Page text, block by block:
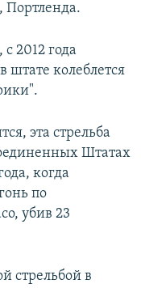
Портленда.
2012 года
штате колеблется
эта стрельба
Штатах
когда
по
убив 23
стрельбой в